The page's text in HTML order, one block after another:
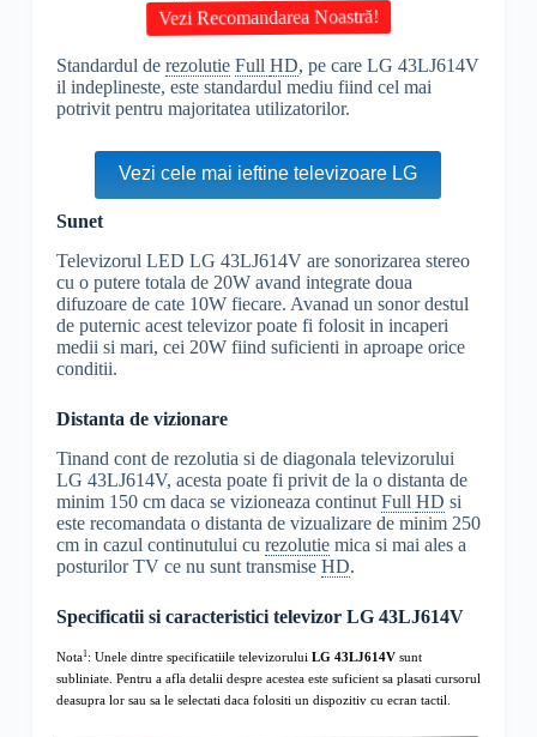
Vezi Recomandarea Noastră!
Standardul de rezolutie Full HD, pe care LG 43LJ614V
il indeplineste, este standardul mediu fiind cel mai
potrivit pentru majoritatea utilizatorilor.
Vezi cele mai ieftine televizoare LG
Sunet
Televizorul LED LG 43LJ614V are sonorizarea stereo
cu o putere totala de 20W avand integrate doua
difuzoare de cate 10W fiecare. Avanad un sonor destul
de puternic acest televizor poate fi folosit in incaperi
medii si mari, cei 20W fiind suficienti in aproape orice
conditii.
Distanta de vizionare
Tinand cont de rezolutia si de diagonala televizorului
LG 43LJ614V, acesta poate fi privit de la o distanta de
minim 150 cm daca se vizioneaza continut Full HD si
este recomandata o distanta de vizualizare de minim 250
cm in cazul continutului cu rezolutiemica si mai ales a
posturilor TV ce nu sunt transmise HD.
Specificatii si caracteristici televizor LG 43LJ614V
Nota1: Unele dintre specificatiile televizorului LG 43LJ614V sunt
subliniate. Pentru a afla detalii despre acestea este suficient sa plasati cursorul
deasupra lor sau sa le selectati daca folositi un dispozitiv cu ecran tactil.